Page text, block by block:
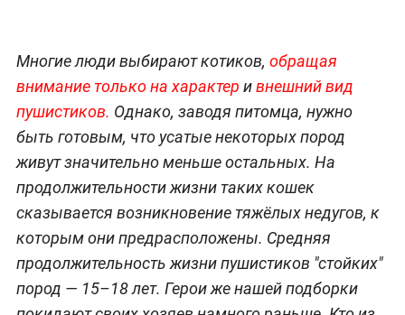
Многие люди выбирают котиков, обращая
внимание только на характер ивнешний вид
пушистиков. Однако, заводя питомца, нужно
быть готовым, что усатые некоторых пород
живут значительно меньше остальных. На
продолжительности жизни таких кошек
сказывается возникновение тяжёлых недугов, к
которым они предрасположены. Средняя
продолжительность жизни пушистиков "стойких"
пород — 15–18 лет. Герои же нашей подборки